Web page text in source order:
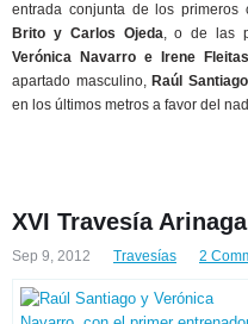
entrada conjunta de los primeros
Brito y Carlos Ojeda, o de las
Verónica Navarro e Irene Fleitas
apartado masculino, Raúl Santiago
en los últimos metros a favor del
XVI Travesía
Sep 9, 2012 Travesías 2